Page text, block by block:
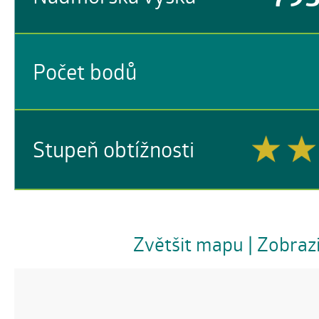
Počet bodů
Stupeň obtížnosti
Zvětšit mapu |